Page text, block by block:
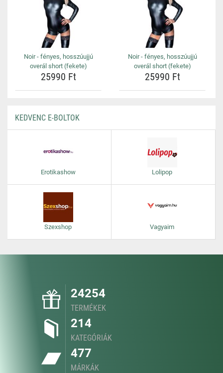
Noir - fényes, hosszúujjú
overál short (fekete)
25990 Ft
Noir - fényes, hosszúujjú
overál short (fekete)
25990 Ft
KEDVENC E-BOLTOK
Erotikashow Lolipop
Szexshop Vagyaim
24254
TERMÉKEK
214
KATEGÓRIÁK
477
MÁRKÁK